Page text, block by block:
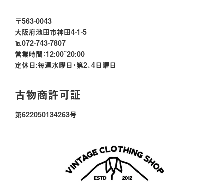
〒563-0043
大阪府池田市神田4-1-5
℡072-743-7807
営業時間：12:00~20:00
定休日:毎週水曜日・第2、4日曜日
古物商許可証
第622050134263号